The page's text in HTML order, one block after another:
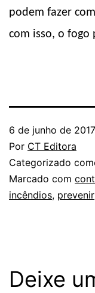
podem fazer
com isso, o
6 de junho de 2017
Por CT Editora
Categorizado
Marcado com
incêndios, prevenir
Deixe